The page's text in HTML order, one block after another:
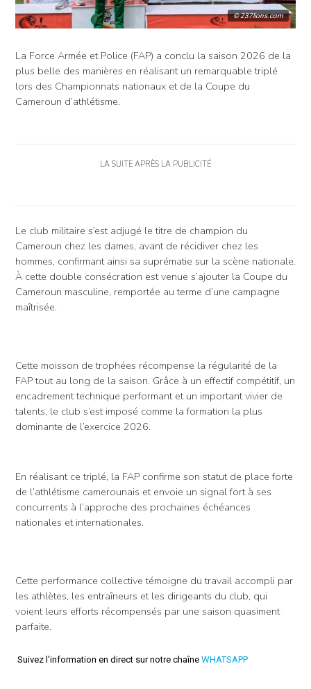
© 237lions.com
La Force Armée et Police (FAP) a conclu la saison 2026 de la
plus belle des manières en réalisant un remarquable triplé
lors des Championnats nationaux et de la Coupe du
Cameroun d’athlétisme.
LA SUITE APRÈS LA PUBLICITÉ
Le club militaire s’est adjugé le titre de champion du
Cameroun chez les dames, avant de récidiver chez les
hommes, confirmant ainsi sa suprématie sur la scène nationale.
À cette double consécration est venue s’ajouter la Coupe du
Cameroun masculine, remportée au terme d’une campagne
maîtrisée.
Cette moisson de trophées récompense la régularité de la
FAP tout au long de la saison. Grâce à un effectif compétitif, un
encadrement technique performant et un important vivier de
talents, le club s’est imposé comme la formation la plus
dominante de l’exercice 2026.
En réalisant ce triplé, la FAP confirme son statut de place forte
de l’athlétisme camerounais et envoie un signal fort à ses
concurrents à l’approche des prochaines échéances
nationales et internationales.
Cette performance collective témoigne du travail accompli par
les athlètes, les entraîneurs et les dirigeants du club, qui
voient leurs efforts récompensés par une saison quasiment
parfaite.
Suivez l'information en direct sur notre chaîne WHATSAPP